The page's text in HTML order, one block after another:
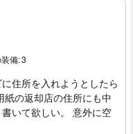
備:3
住所を入れようとしたら
の返却店の住所にも中
いて欲しい。 意外に空